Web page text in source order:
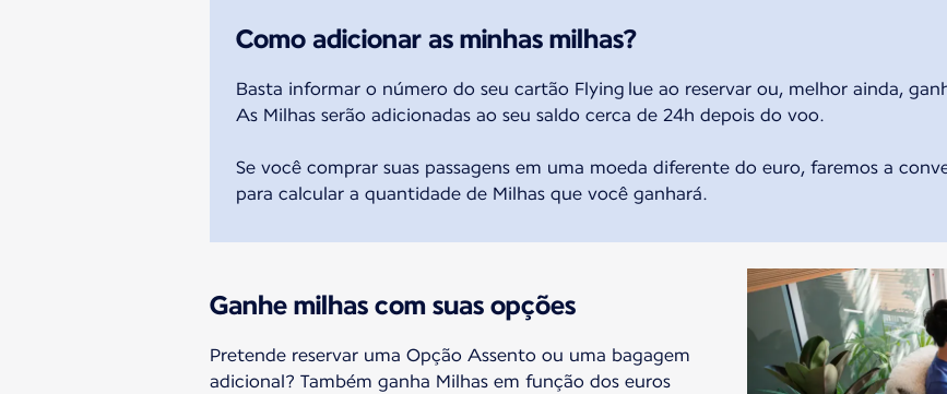
Como adicionar as minhas milhas?
Basta informar o número do seu cartão Flying lue ao reservar ou, melhor ainda,
As Milhas serão adicionadas ao seu saldo cerca de 24h depois do voo.
Se você comprar suas passagens em uma moeda diferente do euro, faremos a
para calcular a quantidade de Milhas que você ganhará.
Ganhe milhas com suas opções
Pretende reservar uma Opção Assento ou uma bagagem
adicional? Também ganha Milhas em função dos euros